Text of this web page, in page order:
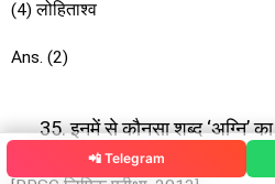
(4) लोहिताश्व
Ans. (2)
इनमें से कौनसा शब्द ‘अग्नि’ का
📲 Telegram